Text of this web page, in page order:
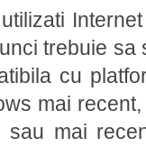
trebuie
cu
mai
sau mai